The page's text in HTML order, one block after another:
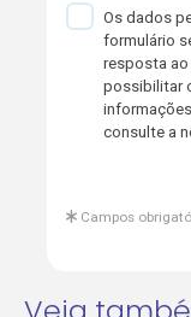
Os dados
formulário
resposta
possibilitar
consulte a
Campos